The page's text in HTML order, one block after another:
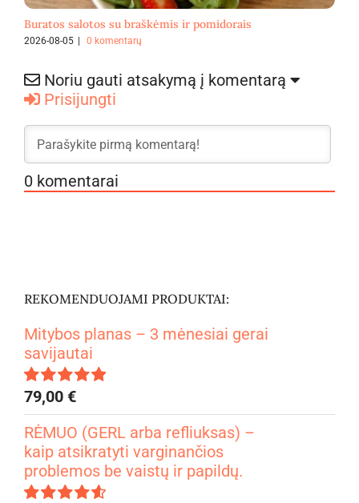
Buratos salotos su braškėmis ir pomidorais
2026-08-05 0 komentarų
Noriu gauti atsakymą į komentarą
Prisijungti
0 komentarai
REKOMENDUOJAMI PRODUKTAI:
Mitybos planas – 3 mėnesiai gerai
savijautai
Įvertinimas:
4.99iš 5
79,00 €
RĖMUO (GERL arba refliuksas) –
kaip atsikratyti varginančios
problemos be vaistų ir papildų.